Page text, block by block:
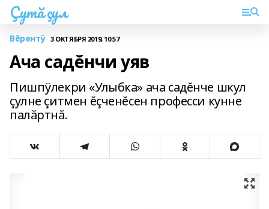
Çутă çул
Вĕрентÿ 3 ОКТЯБРЯ 2019, 10:57
Ача садĕнчи уяв
Пишпÿлекри «Улыбка» ача садĕнче шкул
çулне çитмен ĕçченĕсен професси кунне
палăртнă.